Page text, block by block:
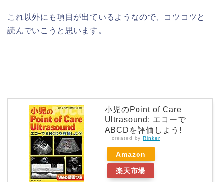
これ以外にも項目が出ているようなので、コツコツと
読んでいこうと思います。
小児のPoint of Care
Ultrasound: エコーで
ABCDを評価しよう!
created by Rinker
Amazon
楽天市場